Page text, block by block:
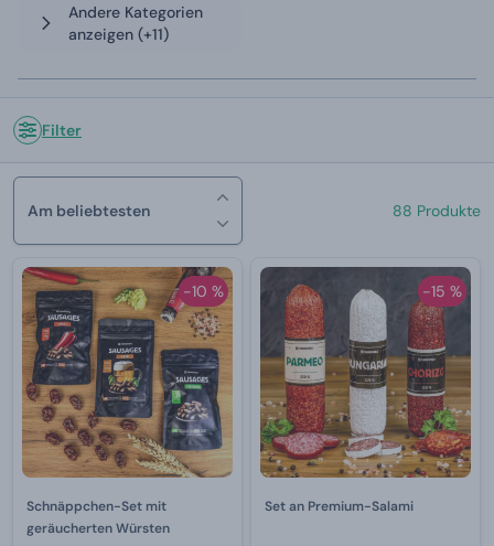
Andere Kategorien
anzeigen (+11)
Filter
Am beliebtesten 88 Produkte
-10 %
Schnäppchen-Set mit
geräucherten Würsten
-15 %
Set an Premium-Salami